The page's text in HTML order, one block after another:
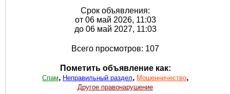
Срок объявления:
от 06 май 2026, 11:03
до 06 май 2027, 11:03
Всего просмотров: 107
Пометить объявление как:
Спам, Неправильный раздел, Мошенничество,
Другое правонарушение